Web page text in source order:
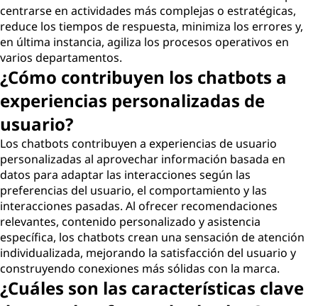
centrarse en actividades más complejas o estratégicas,
reduce los tiempos de respuesta, minimiza los errores y,
en última instancia, agiliza los procesos operativos en
varios departamentos.
¿Cómo contribuyen los chatbots a
experiencias personalizadas de
usuario?
Los chatbots contribuyen a experiencias de usuario
personalizadas al aprovechar información basada en
datos para adaptar las interacciones según las
preferencias del usuario, el comportamiento y las
interacciones pasadas. Al ofrecer recomendaciones
relevantes, contenido personalizado y asistencia
específica, los chatbots crean una sensación de atención
individualizada, mejorando la satisfacción del usuario y
construyendo conexiones más sólidas con la marca.
¿Cuáles son las características clave